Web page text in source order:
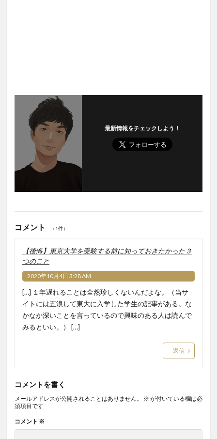
最新情報をチェックしよう！
コメント （1件）
【後悔】東京大学を受験する前に知っておきたかった３
つのこと
2020年10月4日 3:28 AM
[…] １年遅れることは全然珍しくないんだよな。（当サ
イトには五浪して東大に入学した学生の記事がある。な
かなか深いことを言っているので興味のある人は読んで
みるといい。） […]
返信
コメントを書く
メールアドレスが公開されることはありません。 ※ が付いている欄は必
須項目です
コメント ※